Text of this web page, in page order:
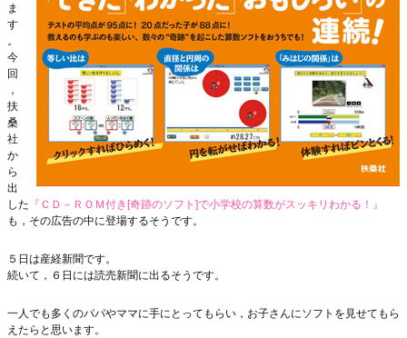
ま
す
。
今
回
，
扶
桑
社
か
ら
出
した 『ＣＤ－ＲＯＭ付き[奇跡のソフト]で小学校の算数がスッキリわかる！』
も，その広告の中に登場するそうです。
５日は産経新聞です。
続いて，６日には読売新聞に出るそうです。
一人でも多くのパパやママに手にとってもらい，お子さんにソフトを見せてもら
えたらと思います。